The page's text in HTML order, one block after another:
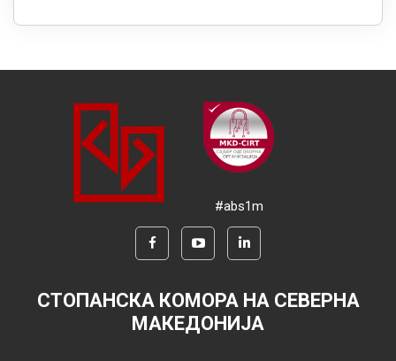
#abs1m
СТОПАНСКА КОМОРА НА СЕВЕРНА
МАКЕДОНИЈА